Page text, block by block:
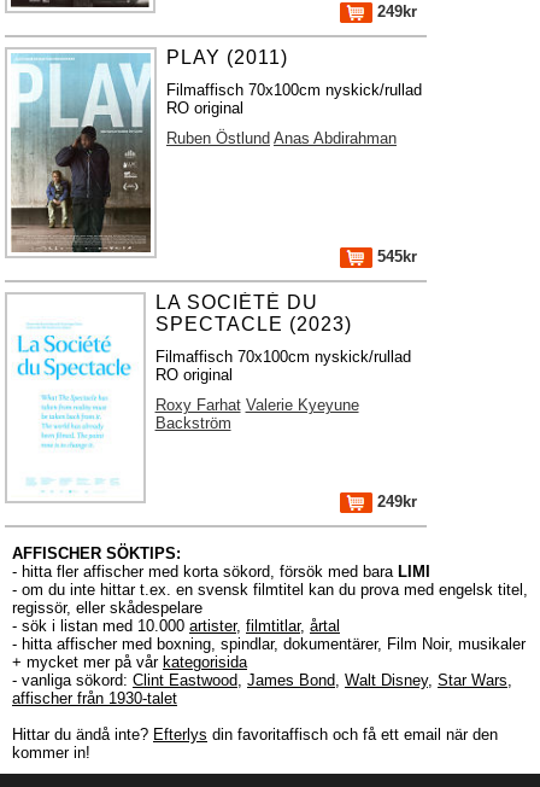
249kr
PLAY (2011)
Filmaffisch 70x100cm nyskick/rullad
RO original
Ruben Östlund Anas Abdirahman
545kr
LA SOCIÉTÉ DU
SPECTACLE (2023)
Filmaffisch 70x100cm nyskick/rullad
RO original
Roxy Farhat Valerie Kyeyune
Backström
249kr
AFFISCHER SÖKTIPS:
- hitta fler affischer med korta sökord, försök med bara LIMI
- om du inte hittar t.ex. en svensk filmtitel kan du prova med engelsk titel,
regissör, eller skådespelare
- sök i listan med 10.000 artister, filmtitlar, årtal
- hitta affischer med boxning, spindlar, dokumentärer, Film Noir, musikaler
+ mycket mer på vår kategorisida
- vanliga sökord: Clint Eastwood, James Bond, Walt Disney, Star Wars,
affischer från 1930-talet
Hittar du ändå inte? Efterlys din favoritaffisch och få ett email när den
kommer in!